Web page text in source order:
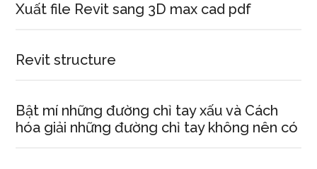
Xuất file Revit sang 3D max cad pdf
Revit structure
Bật mí những đường chỉ tay xấu và Cách
hóa giải những đường chỉ tay không nên có